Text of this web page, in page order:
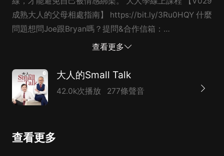
成熟大人的父母相處指南】 https://bit.ly/3Ru0HQY 什麼
問題想問Joe跟Bryan嗎？提問&合作信箱：
podcast@ftpm.com.tw 如果你喜歡我們的節目，歡迎贊
歡迎到Apple Podcast給我們五星評價，並留言給我們鼓
勵！ FB｜https://www.facebook.com/darencademy/
IG｜https://www.instagram.com/da.ren.cademy/ 大人
查看更多
大人的Small Talk
42.0k次播放 277條聲音
查看更多